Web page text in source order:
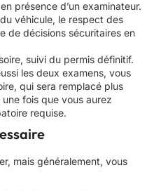
présence d’un examinateur.
véhicule, le respect des
de décisions sécuritaires en
suivi du permis définitif.
les deux examens, vous
qui sera remplacé plus
fois que vous aurez
requise.
mais généralement, vous